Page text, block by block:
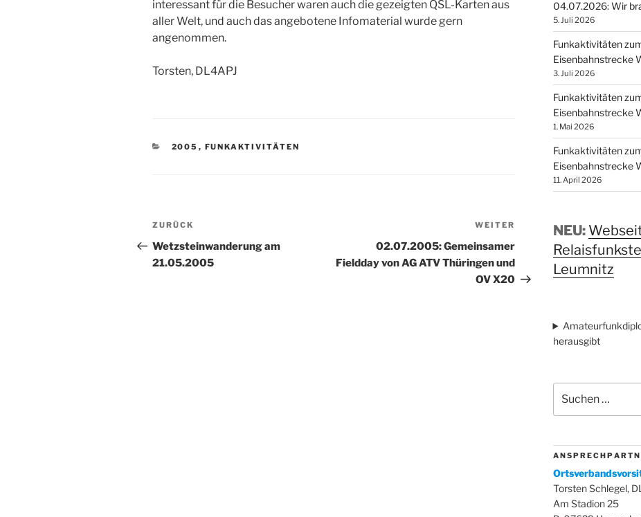
interessant für die Besucher waren auch die gezeigten QSL-Karten aus
aller Welt, und auch das angebotene Infomaterial wurde gern
angenommen.
Torsten, DL4APJ
KATEGORIEN
2005 , FUNKAKTIVITÄTEN
Beitragsnavigation
Vorheriger
Beitrag
ZURÜCK
Wetzsteinwanderung am
21.05.2005
Nächster
Beitrag
WEITER
02.07.2005: Gemeinsamer
Fieldday von AG ATV Thüringen und
OV X20
04.07.2026: Wir
5. Juli 2026
Funkaktivitäten
Eisenbahnstrecke
3. Juli 2026
Funkaktivitäten
Eisenbahnstrecke
1. Mai 2026
Funkaktivitäten
Eisenbahnstrecke
11. April 2026
NEU:
Leumnitz
herausgibt
nach:
A N S P R E C H P A R T N
Torsten Schlegel,
Am Stadion 25